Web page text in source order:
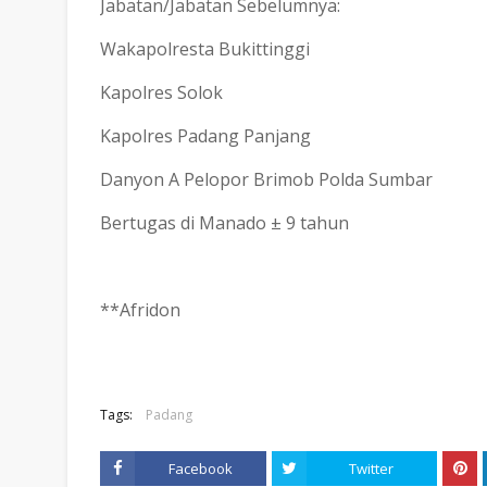
Jabatan/Jabatan Sebelumnya:
Wakapolresta Bukittinggi
Kapolres Solok
Kapolres Padang Panjang
Danyon A Pelopor Brimob Polda Sumbar
Bertugas di Manado ± 9 tahun
**Afridon
Tags: Padang
Facebook Twitter